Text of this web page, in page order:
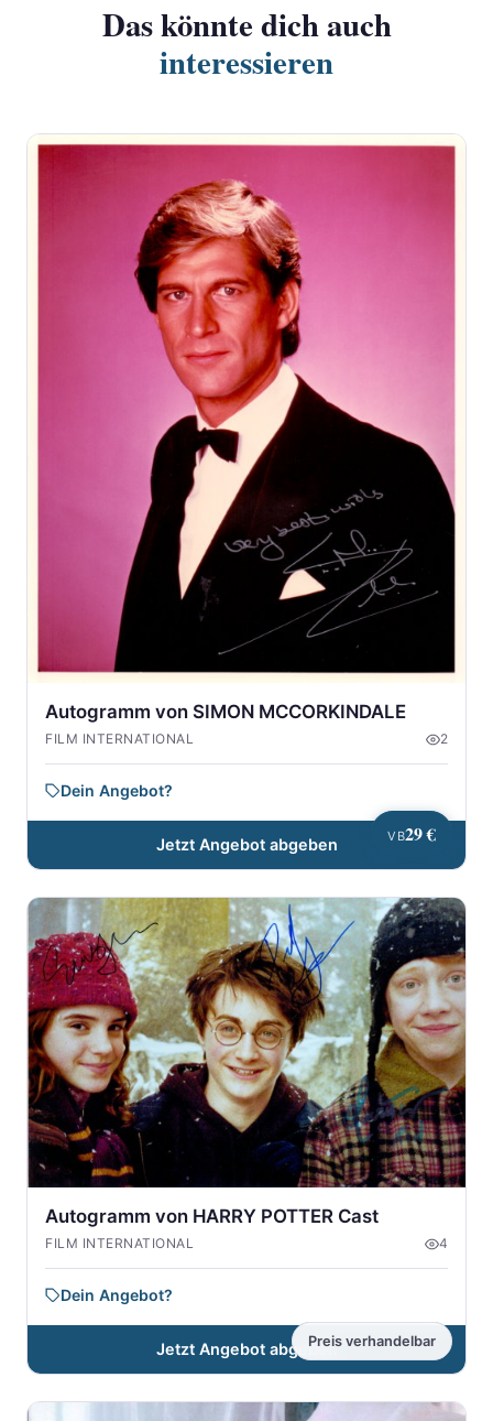
Das könnte dich auch
interessieren
VB29 €
Autogramm von SIMON MCCORKINDALE
FILM INTERNATIONAL 2
Dein Angebot?
Jetzt Angebot abgeben
Preis verhandelbar
Autogramm von HARRY POTTER Cast
FILM INTERNATIONAL 4
Dein Angebot?
Jetzt Angebot abgeben